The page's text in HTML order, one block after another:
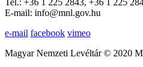
Tel.: +36 1 225 2843, +36 1 225
E-mail: info@mnl.gov.hu
e-mail facebook vimeo
Magyar Nemzeti Levéltár © 2020